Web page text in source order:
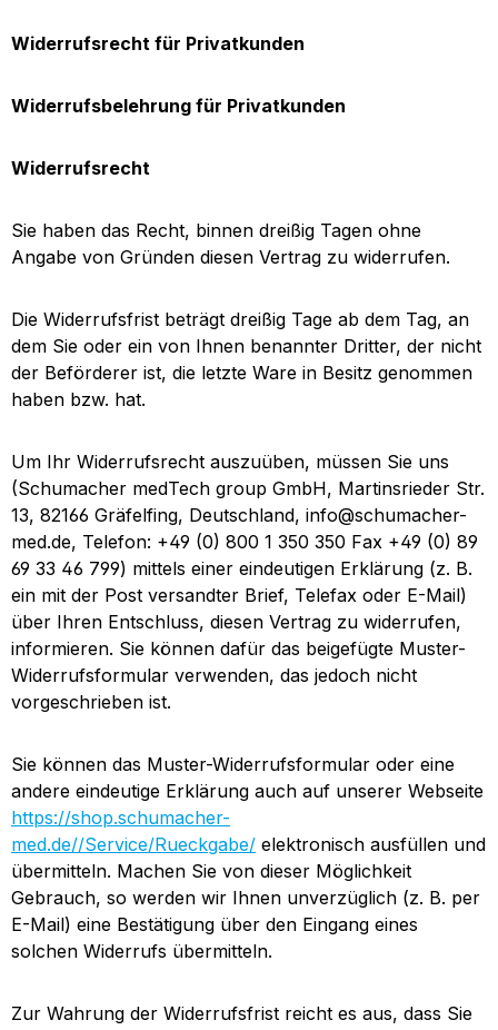
Widerrufsrecht für Privatkunden
Widerrufsbelehrung für Privatkunden
Widerrufsrecht
Sie haben das Recht, binnen dreißig Tagen ohne
Angabe von Gründen diesen Vertrag zu widerrufen.
Die Widerrufsfrist beträgt dreißig Tage ab dem Tag, an
dem Sie oder ein von Ihnen benannter Dritter, der nicht
der Beförderer ist, die letzte Ware in Besitz genommen
haben bzw. hat.
Um Ihr Widerrufsrecht auszuüben, müssen Sie uns
(Schumacher medTech group GmbH, Martinsrieder Str.
13, 82166 Gräfelfing, Deutschland, info@schumacher-
med.de, Telefon: +49 (0) 800 1 350 350 Fax +49 (0) 89
69 33 46 799) mittels einer eindeutigen Erklärung (z. B.
ein mit der Post versandter Brief, Telefax oder E-Mail)
über Ihren Entschluss, diesen Vertrag zu widerrufen,
informieren. Sie können dafür das beigefügte Muster-
Widerrufsformular verwenden, das jedoch nicht
vorgeschrieben ist.
Sie können das Muster-Widerrufsformular oder eine
andere eindeutige Erklärung auch auf unserer Webseite
https://shop.schumacher-
med.de//Service/Rueckgabe/ elektronisch ausfüllen und
übermitteln. Machen Sie von dieser Möglichkeit
Gebrauch, so werden wir Ihnen unverzüglich (z. B. per
E-Mail) eine Bestätigung über den Eingang eines
solchen Widerrufs übermitteln.
Zur Wahrung der Widerrufsfrist reicht es aus, dass Sie